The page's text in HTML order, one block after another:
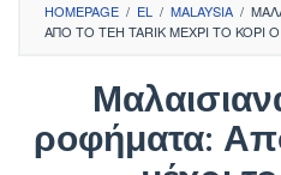
HOMEPAGE / EL / MALAYSIA /
ΑΠΌ ΤΟ TEH TARIK ΜΈΧΡΙ ΤΟ KOPI O
ροφήματα: